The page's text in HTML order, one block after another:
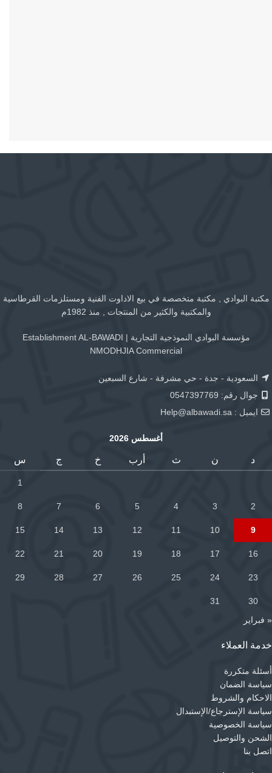
مكتبة البوادي , مكتبة متخصصة في بيع الاداوت الفنية ومستلزمات القرطاسية
والمكتبية والكثير من المنتجات , منذ 1982م
مؤسسة البوادي النموذجية التجارية | Establishment AL-BAWADI
NMODHJIA Commercial
السعودية - جدة - حي مشرفة - شارع السبعين
جوال رقم: 0547397769
ايميل : Help@albawadi.sa
أغسطس 2026
د ن ث أرب خ ج س
1
2
3
4
5
6
7
8
9
10
11
12
13
14
15
16
17
18
19
20
21
22
23
24
25
26
27
28
29
30
31
« فبراير
خدمة العملاء
أسئلة متكررة
سياسة الضمان
الاحكام والشروط
سياسة الإسترجاع/الإستبدال
سياسة الخصوصية
الشحن والتوصيل
اتصل بنا